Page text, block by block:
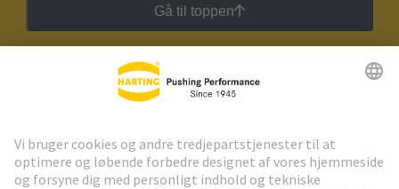
Gå til toppen
HARTING Newsletter